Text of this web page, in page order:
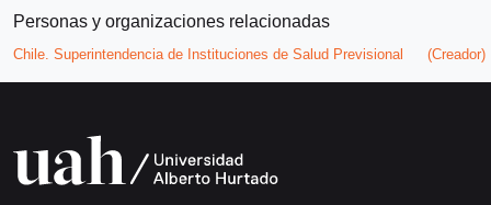
Personas y organizaciones relacionadas
Chile. Superintendencia de Instituciones de Salud Previsional (Creador)